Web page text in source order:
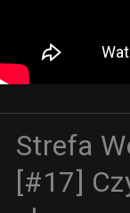
Strefa
[#17]